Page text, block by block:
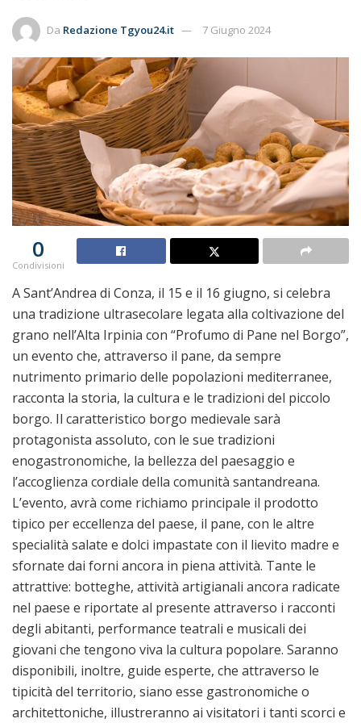
Da Redazione Tgyou24.it 7 Giugno 2024
0
Condivisioni
A Sant’Andrea di Conza, il 15 e il 16 giugno, si celebra
una tradizione ultrasecolare legata alla coltivazione del
grano nell’Alta Irpinia con “Profumo di Pane nel Borgo”,
un evento che, attraverso il pane, da sempre
nutrimento primario delle popolazioni mediterranee,
racconta la storia, la cultura e le tradizioni del piccolo
borgo. Il caratteristico borgo medievale sarà
protagonista assoluto, con le sue tradizioni
enogastronomiche, la bellezza del paesaggio e
l’accoglienza cordiale della comunità santandreana.
L’evento, avrà come richiamo principale il prodotto
tipico per eccellenza del paese, il pane, con le altre
specialità salate e dolci impastate con il lievito madre e
sfornate dai forni ancora in piena attività. Tante le
attrattive: botteghe, attività artigianali ancora radicate
nel paese e riportate al presente attraverso i racconti
degli abitanti, performance teatrali e musicali dei
giovani che tengono viva la cultura popolare. Saranno
disponibili, inoltre, guide esperte, che attraverso le
tipicità del territorio, siano esse gastronomiche o
architettoniche, illustreranno ai visitatori i tanti scorci e